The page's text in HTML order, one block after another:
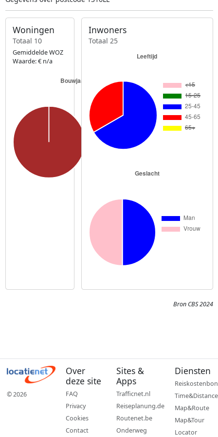
Woningen
Totaal 10
Gemiddelde WOZ
Waarde: € n/a
Inwoners
Totaal 25
Bron CBS 2024
© 2026
Over
deze site
FAQ
Privacy
Cookies
Contact
Sites &
Apps
Trafficnet.nl
Reiseplanung.de
Routenet.be
Onderweg
Diensten
Reiskostenbon
Time&Distance
Map&Route
Map&Tour
Locator